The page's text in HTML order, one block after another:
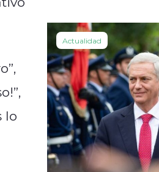
lo
Actualidad